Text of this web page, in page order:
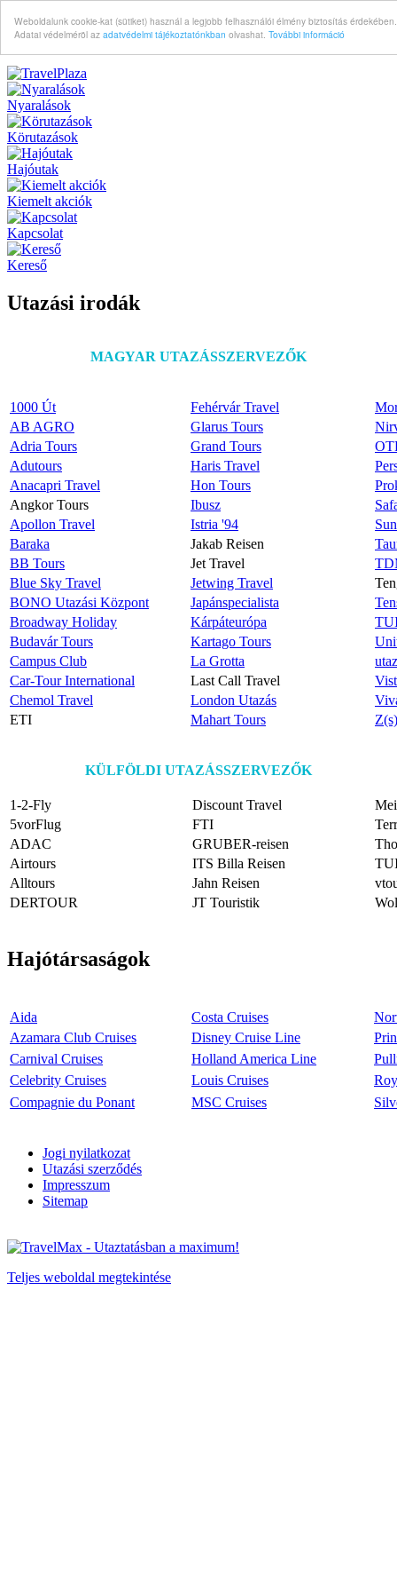
Weboldalunk cookie-kat (sütiket) használ a legjobb felhasználói élmény biztosítás érdekében.
Adatai védelméröl az adatvédelmi tájékoztatónkban olvashat. További információ
Nyaralások
Körutazások
Hajóutak
Kiemelt akciók
Kapcsolat
Kereső
Utazási irodák
MAGYAR UTAZÁSSZERVEZŐK
1000 Út Fehérvár Travel
AB AGRO
Glarus Tours
Adria Tours
Grand Tours
Adutours
Haris Travel
Anacapri Travel
Hon Tours
Angkor Tours
Ibusz
Apollon Travel
Istria '94
Baraka
Jakab Reisen
BB Tours
Jet Travel
Blue Sky Travel
Jetwing Travel
BONO Utazási Központ
Japánspecialista
Broadway Holiday
Kárpáteurópa
Budavár Tours
Kartago Tours
Campus Club
La Grotta
Car-Tour International
Last Call Travel
Chemol Travel
London Utazás
ETI
Mahart Tours
KÜLFÖLDI UTAZÁSSZERVEZŐK
1-2-Fly Discount Travel
5vorFlug
FTI
ADAC
GRUBER-reisen
Airtours
ITS Billa Reisen
Alltours
Jahn Reisen
DERTOUR
JT Touristik
Hajótársaságok
Aida Costa Cruises
Azamara Club Cruises
Disney Cruise Line
Carnival Cruises
Holland America Line
Celebrity Cruises
Louis Cruises
Compagnie du Ponant
MSC Cruises
Jogi nyilatkozat
Utazási szerződés
Impresszum
Sitemap
Teljes weboldal megtekintése